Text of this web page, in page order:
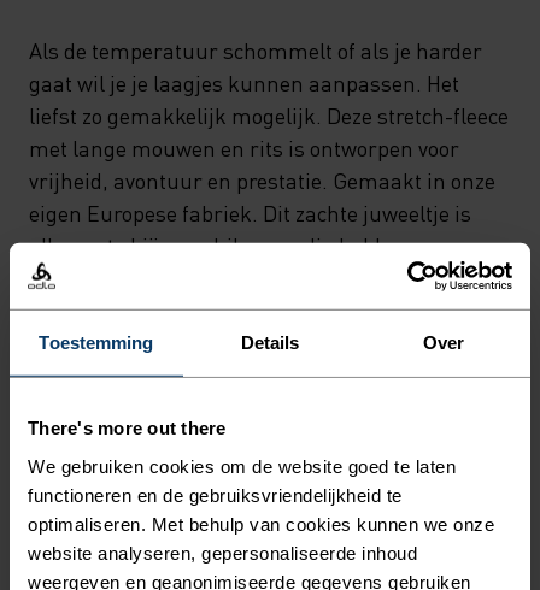
Toestemming Details Over
There's more out there
We gebruiken cookies om de website goed te laten
functioneren en de gebruiksvriendelijkheid te
optimaliseren. Met behulp van cookies kunnen we onze
website analyseren, gepersonaliseerde inhoud
weergeven en geanonimiseerde gegevens gebruiken
Als de temperatuur schommelt of als je harder
gaat wil je je laagjes kunnen aanpassen. Het
liefst zo gemakkelijk mogelijk. Deze stretch-fleece
met lange mouwen en rits is ontworpen voor
vrijheid, avontuur en prestatie. Gemaakt in onze
eigen Europese fabriek. Dit zachte juweeltje is
alles wat skiërs en hikers nodig hebben om warm
te blijven. Klaar voor alles, net als jij.
ERVAAR HET MOMENT
Performance kleding die zo warm en ademend is,
dat jij je op al het andere kunt richten.